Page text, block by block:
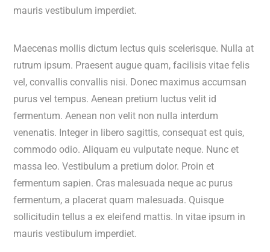
mauris vestibulum imperdiet.
Maecenas mollis dictum lectus quis scelerisque. Nulla at
rutrum ipsum. Praesent augue quam, facilisis vitae felis
vel, convallis convallis nisi. Donec maximus accumsan
purus vel tempus. Aenean pretium luctus velit id
fermentum. Aenean non velit non nulla interdum
venenatis. Integer in libero sagittis, consequat est quis,
commodo odio. Aliquam eu vulputate neque. Nunc et
massa leo. Vestibulum a pretium dolor. Proin et
fermentum sapien. Cras malesuada neque ac purus
fermentum, a placerat quam malesuada. Quisque
sollicitudin tellus a ex eleifend mattis. In vitae ipsum in
mauris vestibulum imperdiet.